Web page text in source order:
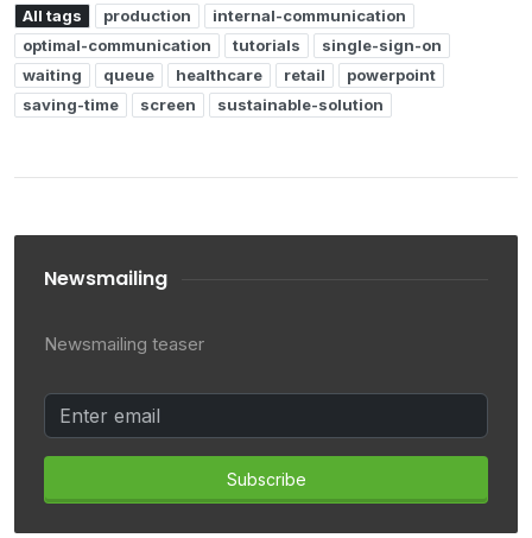
All tags production
internal-communication
optimal-communication
tutorials
single-sign-on
waiting
queue healthcare retail
powerpoint
saving-time
screen sustainable-solution
Newsmailing
Newsmailing teaser
Subscribe